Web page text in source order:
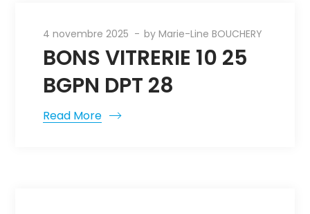
4 novembre 2025 byMarie-Line BOUCHERY
BONS VITRERIE 10 25
BGPN DPT 28
Read More